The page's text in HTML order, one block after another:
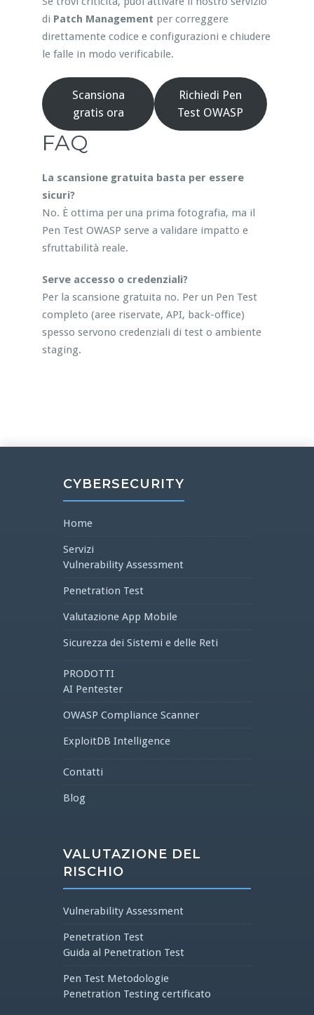
di Patch Management per correggere
direttamente codice e configurazioni e chiudere
le falle in modo verificabile.
Scansiona
gratis ora
Richiedi Pen
Test OWASP
FAQ
La scansione gratuita basta per essere
sicuri?
No. È ottima per una prima fotografia, ma il
Pen Test OWASP serve a validare impatto e
sfruttabilità reale.
Serve accesso o credenziali?
Per la scansione gratuita no. Per un Pen Test
completo (aree riservate, API, back-office)
spesso servono credenziali di test o ambiente
staging.
CYBERSECURITY
Home
Servizi
Vulnerability Assessment
Penetration Test
Valutazione App Mobile
Sicurezza dei Sistemi e delle Reti
PRODOTTI
AI Pentester
OWASP Compliance Scanner
ExploitDB Intelligence
Contatti
Blog
VALUTAZIONE DEL
RISCHIO
Vulnerability Assessment
Penetration Test
Guida al Penetration Test
Pen Test Metodologie
Penetration Testing certificato